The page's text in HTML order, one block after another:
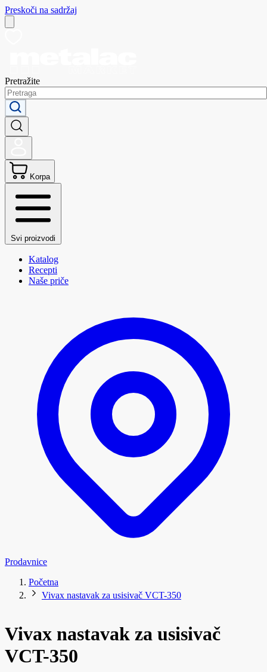
Preskoči na sadržaj
Pretražite
Korpa
Svi proizvodi
Katalog
Recepti
Naše priče
Prodavnice
Početna
Vivax nastavak za usisivač VCT-350
Vivax nastavak za usisivač
VCT-350